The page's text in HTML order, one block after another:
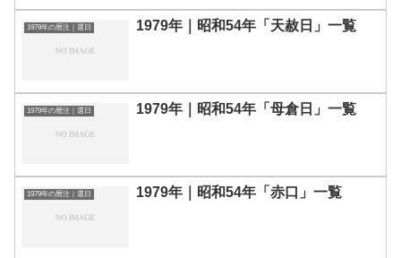
1979年の暦注｜選日 1979年｜昭和54年「天赦日」一覧
1979年の暦注｜選日 1979年｜昭和54年「母倉日」一覧
1979年の暦注｜選日 1979年｜昭和54年「赤口」一覧